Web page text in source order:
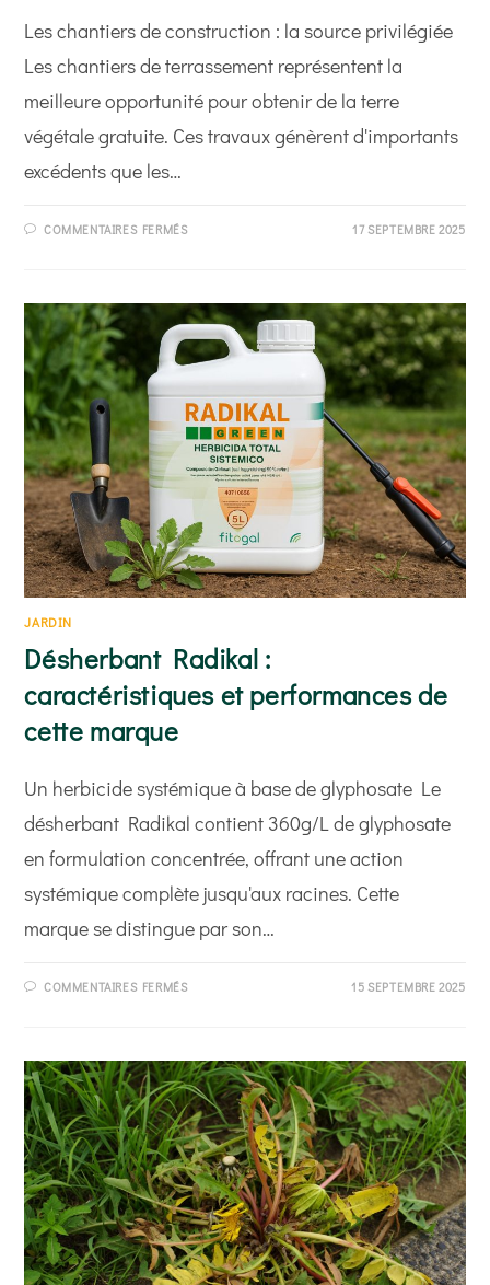
Les chantiers de construction : la source privilégiée
Les chantiers de terrassement représentent la
meilleure opportunité pour obtenir de la terre
végétale gratuite. Ces travaux génèrent d'importants
excédents que les…
COMMENTAIRES FERMÉSSUR
TERRE
VÉGÉTALE
GRATUITE
:
6
SOURCES
FIABLES
17 SEPTEMBRE 2025
JARDIN
Désherbant Radikal :
caractéristiques et performances de
cette marque
Un herbicide systémique à base de glyphosate Le
désherbant Radikal contient 360g/L de glyphosate
en formulation concentrée, offrant une action
systémique complète jusqu'aux racines. Cette
marque se distingue par son…
COMMENTAIRES FERMÉSSUR
ET
PERFORMANCES
DE
CETTE
MARQUE
15 SEPTEMBRE 2025